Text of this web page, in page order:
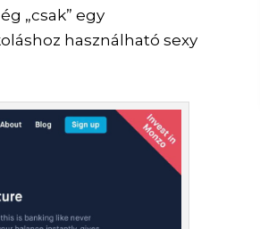
„csak” egy
használható sexy